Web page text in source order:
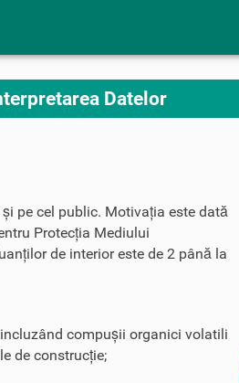
Datelor
pe cel public. Motivația este dată
Protecția Mediului
de interior este de 2 până la
compușii organici volatili
de construcție;